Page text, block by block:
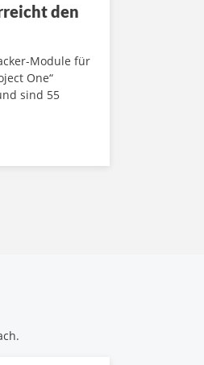
den
Module für
One“
sind 55